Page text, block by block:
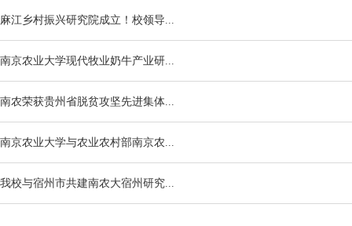
麻江乡村振兴研究院成立！校领导...
南京农业大学现代牧业奶牛产业研...
南农荣获贵州省脱贫攻坚先进集体...
南京农业大学与农业农村部南京农...
我校与宿州市共建南农大宿州研究...